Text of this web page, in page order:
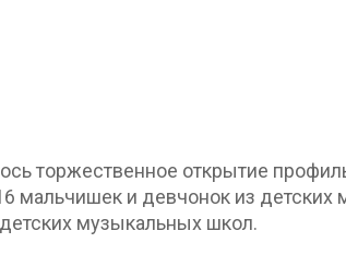
торжественное открытие
мальчишек и девчонок из
музыкальных школ.